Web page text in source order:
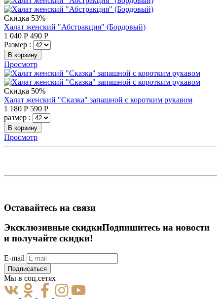
Скидка 53%
Халат женский "Абстракция" (Бордовый)
1 040 Р 490 Р
Размер :
В корзину
Просмотр
Скидка 50%
Халат женский "Сказка" запашной с коротким рукавом
1 180 Р 590 Р
размер :
В корзину
Просмотр
Оставайтесь на связи
Эксклюзивные скидкиПодпишитесь на новости
и получайте скидки!
E-mail
Подписаться
Мы в соц.сетях